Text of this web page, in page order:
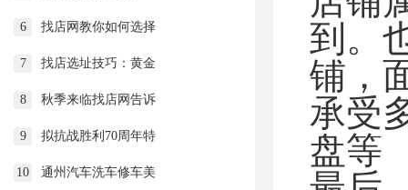
6 找店网教你如何选择
7 找店选址技巧：黄金
8 秋季来临找店网告诉
9 拟抗战胜利70周年特
10 通州汽车洗车修车美
到。
铺，
承受
盘等